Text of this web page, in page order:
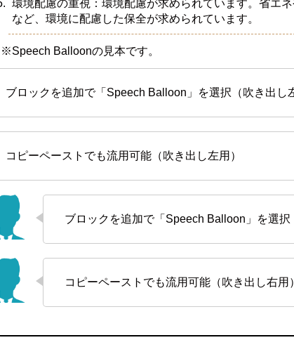
環境配慮の重視：環境配慮が求められています。省エ
など、環境に配慮した保全が求められています。
※Speech Balloonの見本です。
ブロックを追加で「Speech Balloon」を選択（吹き出し
コピーペーストでも流用可能（吹き出し左用）
ブロックを追加で「Speech Balloon」を選択
コピーペーストでも流用可能（吹き出し右用）